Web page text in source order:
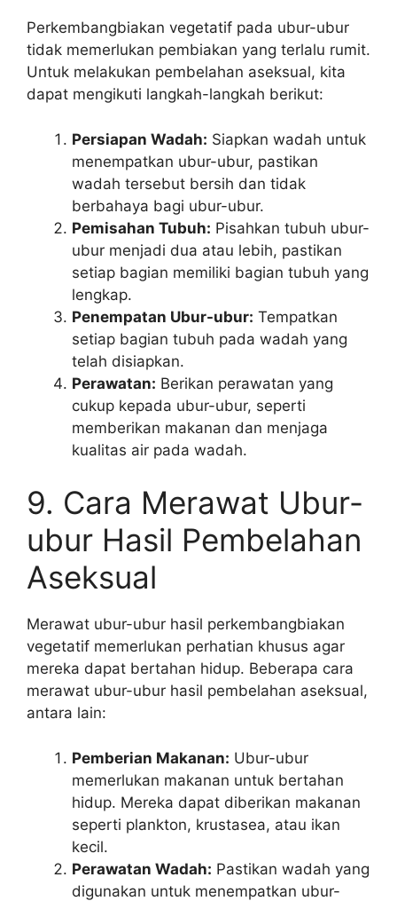
Perkembangbiakan vegetatif pada ubur-ubur
tidak memerlukan pembiakan yang terlalu rumit.
Untuk melakukan pembelahan aseksual, kita
dapat mengikuti langkah-langkah berikut:
Persiapan Wadah: Siapkan wadah untuk
menempatkan ubur-ubur, pastikan
wadah tersebut bersih dan tidak
berbahaya bagi ubur-ubur.
Pemisahan Tubuh: Pisahkan tubuh ubur-
ubur menjadi dua atau lebih, pastikan
setiap bagian memiliki bagian tubuh yang
lengkap.
Penempatan Ubur-ubur: Tempatkan
setiap bagian tubuh pada wadah yang
telah disiapkan.
Perawatan: Berikan perawatan yang
cukup kepada ubur-ubur, seperti
memberikan makanan dan menjaga
kualitas air pada wadah.
9. Cara Merawat Ubur-
ubur Hasil Pembelahan
Aseksual
Merawat ubur-ubur hasil perkembangbiakan
vegetatif memerlukan perhatian khusus agar
mereka dapat bertahan hidup. Beberapa cara
merawat ubur-ubur hasil pembelahan aseksual,
antara lain:
Pemberian Makanan: Ubur-ubur
memerlukan makanan untuk bertahan
hidup. Mereka dapat diberikan makanan
seperti plankton, krustasea, atau ikan
kecil.
Perawatan Wadah: Pastikan wadah yang
digunakan untuk menempatkan ubur-